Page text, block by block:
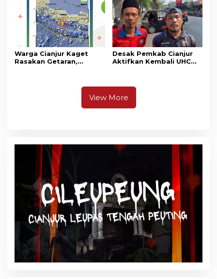
Warga Cianjur Kaget
Rasakan Getaran,
Desak Pemkab Cianjur
Aktifkan Kembali UHC
View More